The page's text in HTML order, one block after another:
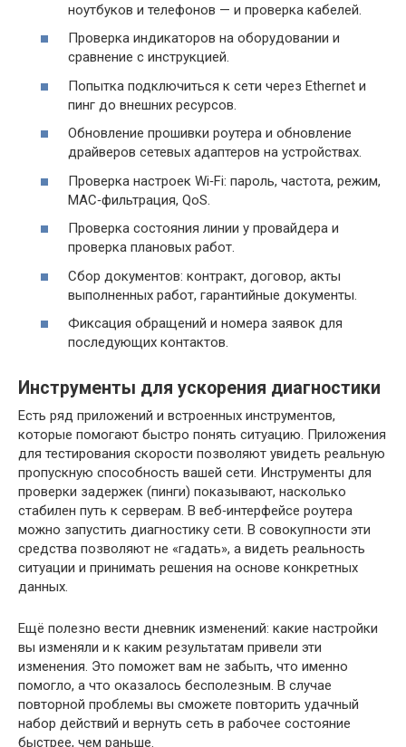
ноутбуков и телефонов — и проверка кабелей.
Проверка индикаторов на оборудовании и
сравнение с инструкцией.
Попытка подключиться к сети через Ethernet и
пинг до внешних ресурсов.
Обновление прошивки роутера и обновление
драйверов сетевых адаптеров на устройствах.
Проверка настроек Wi‑Fi: пароль, частота, режим,
MAC‑фильтрация, QoS.
Проверка состояния линии у провайдера и
проверка плановых работ.
Сбор документов: контракт, договор, акты
выполненных работ, гарантийные документы.
Фиксация обращений и номера заявок для
последующих контактов.
Инструменты для ускорения диагностики
Есть ряд приложений и встроенных инструментов,
которые помогают быстро понять ситуацию. Приложения
для тестирования скорости позволяют увидеть реальную
пропускную способность вашей сети. Инструменты для
проверки задержек (пинги) показывают, насколько
стабилен путь к серверам. В веб‑интерфейсе роутера
можно запустить диагностику сети. В совокупности эти
средства позволяют не «гадать», а видеть реальность
ситуации и принимать решения на основе конкретных
данных.
Ещё полезно вести дневник изменений: какие настройки
вы изменяли и к каким результатам привели эти
изменения. Это поможет вам не забыть, что именно
помогло, а что оказалось бесполезным. В случае
повторной проблемы вы сможете повторить удачный
набор действий и вернуть сеть в рабочее состояние
быстрее, чем раньше.